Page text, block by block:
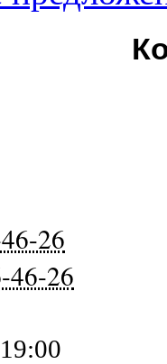
26
46-26